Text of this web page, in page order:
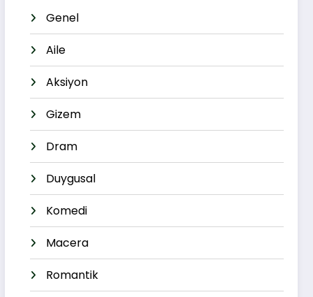
Genel
Aile
Aksiyon
Gizem
Dram
Duygusal
Komedi
Macera
Romantik